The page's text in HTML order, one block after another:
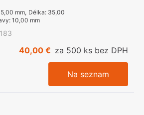
5,00 mm, Délka: 35,00
: 10,00 mm
40,00 € za 500 ks bez DPH
Na seznam